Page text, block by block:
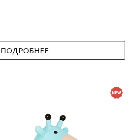
ПОДРОБНЕЕ